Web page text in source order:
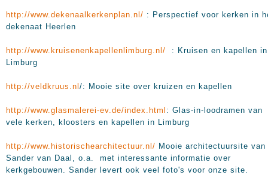
http://www.dekenaalkerkenplan.nl/ : Perspectief voor kerken in
dekenaat Heerlen
http://www.kruisenenkapellenlimburg.nl/ : Kruisen en kapellen in
Limburg
http://veldkruus.nl /: Mooie site over kruizen en kapellen
http://www.glasmalerei-ev.de/index.html : Glas-in-loodramen van
vele kerken, kloosters en kapellen in Limburg
http://www.historischearchitectuur.nl/ Mooie architectuursite van
Sander van Daal, o.a. met interessante informatie over
kerkgebouwen. Sander levert ook veel foto's voor onze site.